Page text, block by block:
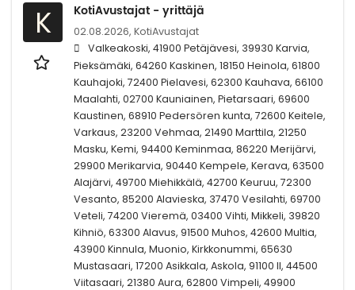
K KotiAvustajat - yrittäjä
02.08.2026, KotiAvustajat
Valkeakoski, 41900 Petäjävesi, 39930 Karvia,
Pieksämäki, 64260 Kaskinen, 18150 Heinola, 61800
Kauhajoki, 72400 Pielavesi, 62300 Kauhava, 66100
Maalahti, 02700 Kauniainen, Pietarsaari, 69600
Kaustinen, 68910 Pedersören kunta, 72600 Keitele,
Varkaus, 23200 Vehmaa, 21490 Marttila, 21250
Masku, Kemi, 94400 Keminmaa, 86220 Merijärvi,
29900 Merikarvia, 90440 Kempele, Kerava, 63500
Alajärvi, 49700 Miehikkälä, 42700 Keuruu, 72300
Vesanto, 85200 Alavieska, 37470 Vesilahti, 69700
Veteli, 74200 Vieremä, 03400 Vihti, Mikkeli, 39820
Kihniö, 63300 Alavus, 91500 Muhos, 42600 Multia,
43900 Kinnula, Muonio, Kirkkonummi, 65630
Mustasaari, 17200 Asikkala, Askola, 91100 II, 44500
Viitasaari, 21380 Aura, 62800 Vimpeli, 49900